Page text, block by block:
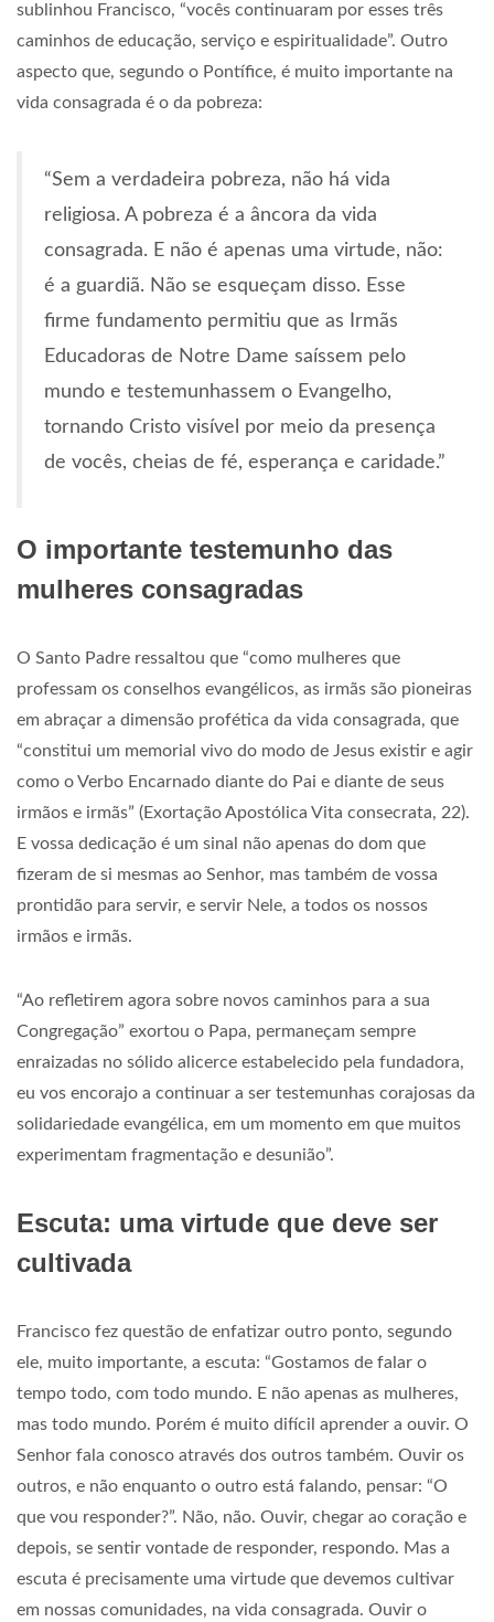
sublinhou Francisco, “vocês continuaram por esses três
caminhos de educação, serviço e espiritualidade”. Outro
aspecto que, segundo o Pontífice, é muito importante na
vida consagrada é o da pobreza:
“Sem a verdadeira pobreza, não há vida
religiosa. A pobreza é a âncora da vida
consagrada. E não é apenas uma virtude, não:
é a guardiã. Não se esqueçam disso. Esse
firme fundamento permitiu que as Irmãs
Educadoras de Notre Dame saíssem pelo
mundo e testemunhassem o Evangelho,
tornando Cristo visível por meio da presença
de vocês, cheias de fé, esperança e caridade.”
O importante testemunho das
mulheres consagradas
O Santo Padre ressaltou que “como mulheres que
professam os conselhos evangélicos, as irmãs são pioneiras
em abraçar a dimensão profética da vida consagrada, que
“constitui um memorial vivo do modo de Jesus existir e agir
como o Verbo Encarnado diante do Pai e diante de seus
irmãos e irmãs” (Exortação Apostólica Vita consecrata, 22).
E vossa dedicação é um sinal não apenas do dom que
fizeram de si mesmas ao Senhor, mas também de vossa
prontidão para servir, e servir Nele, a todos os nossos
irmãos e irmãs.
“Ao refletirem agora sobre novos caminhos para a sua
Congregação” exortou o Papa, permaneçam sempre
enraizadas no sólido alicerce estabelecido pela fundadora,
eu vos encorajo a continuar a ser testemunhas corajosas da
solidariedade evangélica, em um momento em que muitos
experimentam fragmentação e desunião”.
Escuta: uma virtude que deve ser
cultivada
Francisco fez questão de enfatizar outro ponto, segundo
ele, muito importante, a escuta: “Gostamos de falar o
tempo todo, com todo mundo. E não apenas as mulheres,
mas todo mundo. Porém é muito difícil aprender a ouvir. O
Senhor fala conosco através dos outros também. Ouvir os
outros, e não enquanto o outro está falando, pensar: “O
que vou responder?”. Não, não. Ouvir, chegar ao coração e
depois, se sentir vontade de responder, respondo. Mas a
escuta é precisamente uma virtude que devemos cultivar
em nossas comunidades, na vida consagrada. Ouvir o